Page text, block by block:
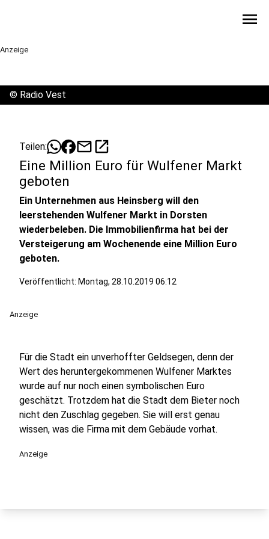
menu
Anzeige
© Radio Vest
Teilen: mailopen_in_new
Eine Million Euro für Wulfener Markt
geboten
Ein Unternehmen aus Heinsberg will den
leerstehenden Wulfener Markt in Dorsten
wiederbeleben. Die Immobilienfirma hat bei der
Versteigerung am Wochenende eine Million Euro
geboten.
Veröffentlicht: Montag, 28.10.2019 06:12
Anzeige
Für die Stadt ein unverhoffter Geldsegen, denn der
Wert des heruntergekommenen Wulfener Marktes
wurde auf nur noch einen symbolischen Euro
geschätzt. Trotzdem hat die Stadt dem Bieter noch
nicht den Zuschlag gegeben. Sie will erst genau
wissen, was die Firma mit dem Gebäude vorhat.
Anzeige